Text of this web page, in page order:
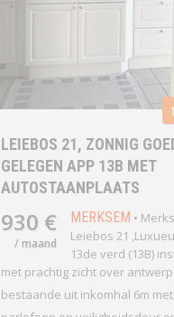
LEIEBOS 21, ZONNIG
GELEGEN APP 13B MET
AUTOSTAANPLAATS
930 €
/ maand
MERKSEM •
Leiebos 21
13de verd (13B)
met prachtig zicht over
bestaande uit inkomhal 6m